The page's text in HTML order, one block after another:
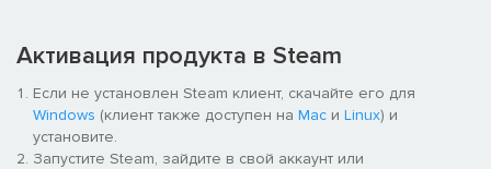
Hatsune, a cute goddess.
She is very interested in human food.
Активация продукта в Steam
Если не установлен Steam клиент, скачайте его для
Windows (клиент также доступен на Mac и Linux) и
установите.
Запустите Steam, зайдите в свой аккаунт или